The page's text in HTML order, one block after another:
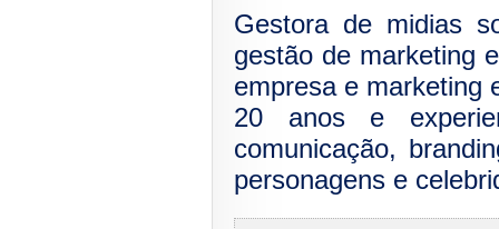
Gestora de midias
gestão de marketing
empresa e marketing
20 anos e
comunicação,
personagens e